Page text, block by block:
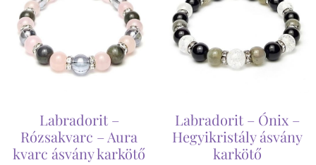
Labradorit –
Rózsakvarc – Aura
kvarc ásvány karkötő
Labradorit – Ónix –
Hegyikristály ásvány
karkötő